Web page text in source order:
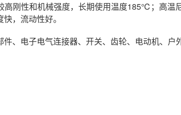
高刚性和机械强度，长期使用温度185℃；高温
，流动性好。
、电子电气连接器、开关、齿轮、电动机、户